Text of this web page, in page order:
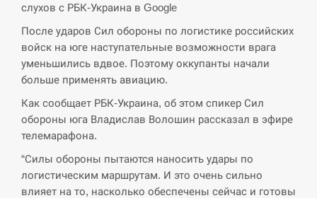
СЕРПЕНЬ
У Росії розгортається ракетний підрозділ КНДР –
Reuters
СЕРПЕНЬ
14:23
Поставки ракет для ПВО сократились втрое,
хотя у партнеров они…
СЕРПЕНЬ
слухов с РБК-Украина в Google
После ударов Сил обороны по логистике российских
войск на юге наступательные возможности врага
уменьшились вдвое. Поэтому оккупанты начали
больше применять авиацию.
Как сообщает РБК-Украина, об этом спикер Сил
обороны юга Владислав Волошин рассказал в эфире
телемарафона.
“Силы обороны пытаются наносить удары по
логистическим маршрутам. И это очень сильно
влияет на то, насколько обеспечены сейчас и готовы